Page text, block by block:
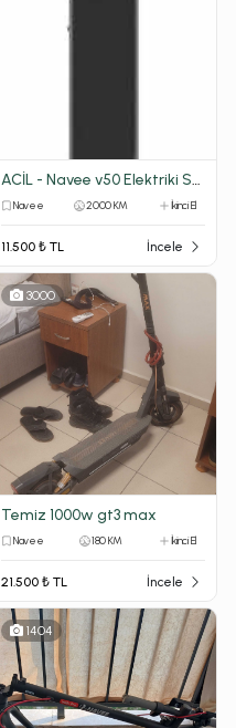
ACİL - Navee v50 Elektriki Scooter
Navee 2000 KM İkinci El
11.500 ₺ TL İncele
3000
Temiz 1000w gt3 max
Navee 180 KM İkinci El
21.500 ₺ TL İncele
1404